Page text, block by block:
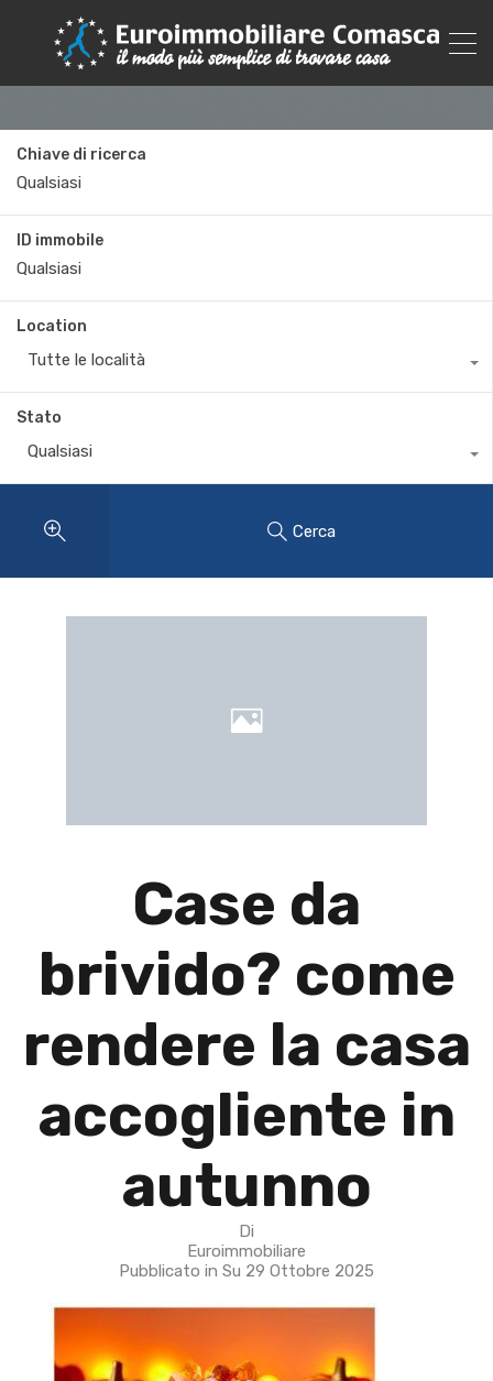
Chiave di ricerca
ID immobile
Location
Tutte le località
Stato
Qualsiasi
Cerca
Case da
brivido? come
rendere la casa
accogliente in
autunno
Di
Euroimmobiliare
Pubblicato in Su 29 Ottobre 2025